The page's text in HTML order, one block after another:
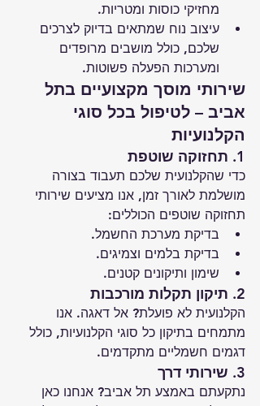
מחזיקי כוסות ומטריות.
עיצוב נוח שמתאים בדיוק לצרכים
שלכם, כולל מושבים מרופדים
ומערכות הפעלה פשוטות.
שירותי מוסך מקצועיים בתל
אביב – לטיפול בכל סוגי
הקלנועיות
1. תחזוקה שוטפת
כדי שהקלנועית שלכם תעבוד בצורה
מושלמת לאורך זמן, אנו מציעים שירותי
תחזוקה שוטפים הכוללים:
בדיקת מערכת החשמל.
בדיקת בלמים וצמיגים.
שימון ותיקונים קטנים.
2. תיקון תקלות מורכבות
הקלנועית לא פועלת? אל דאגה. אנו
מתמחים בתיקון כל סוגי הקלנועיות, כולל
דגמים חשמליים מתקדמים.
3. שירותי דרך
נתקעתם באמצע תל אביב? אנחנו כאן